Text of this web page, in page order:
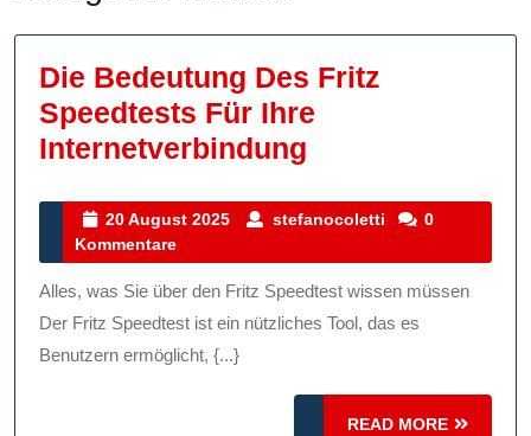
Die Bedeutung Des Fritz
Speedtests Für Ihre
Internetverbindung
Des
Speedtests
Für
20 August 2025
20
2025
stefanocoletti stefanocoletti
0
Kommentare
Alles, was Sie über den Fritz Speedtest wissen müssen
Der Fritz Speedtest ist ein nützliches Tool, das es
Benutzern ermöglicht, {...}
READ MORE
READ